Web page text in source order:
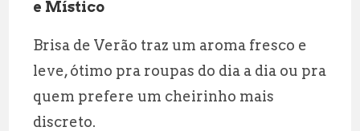
e Místico
Brisa de Verão traz um aroma fresco e
leve, ótimo pra roupas do dia a dia ou pra
quem prefere um cheirinho mais
discreto.